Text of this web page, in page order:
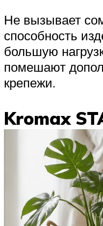
Не вызывает
способность
большую
помешают
крепежи.
Kromax